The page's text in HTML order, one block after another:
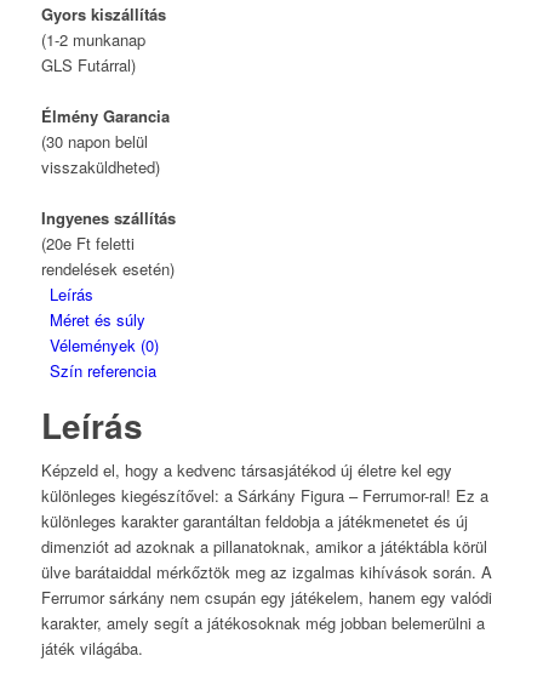
Gyors kiszállítás
(1-2 munkanap
GLS Futárral)
Élmény Garancia
(30 napon belül
visszaküldheted)
Ingyenes szállítás
(20e Ft feletti
rendelések esetén)
Leírás
Méret és súly
Vélemények (0)
Szín referencia
Leírás
Képzeld el, hogy a kedvenc társasjátékod új életre kel egy
különleges kiegészítővel: a Sárkány Figura – Ferrumor-ral! Ez a
különleges karakter garantáltan feldobja a játékmenetet és új
dimenziót ad azoknak a pillanatoknak, amikor a játéktábla körül
ülve barátaiddal mérkőztök meg az izgalmas kihívások során. A
Ferrumor sárkány nem csupán egy játékelem, hanem egy valódi
karakter, amely segít a játékosoknak még jobban belemerülni a
játék világába.